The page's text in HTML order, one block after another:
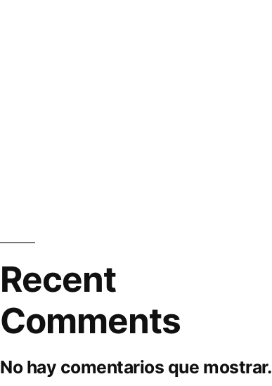
Recent
Comments
No hay comentarios que mostrar.